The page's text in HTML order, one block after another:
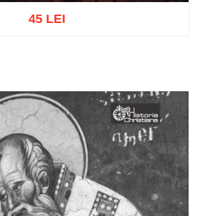
45 LEI